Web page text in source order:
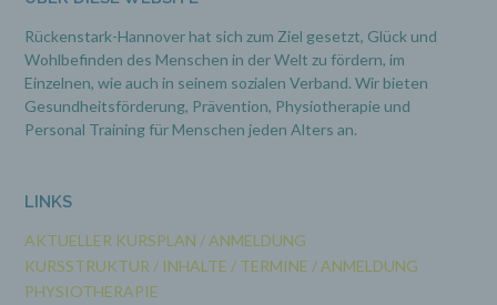
Rückenstark-Hannover hat sich zum Ziel gesetzt, Glück und
Wohlbefinden des Menschen in der Welt zu fördern, im
Einzelnen, wie auch in seinem sozialen Verband. Wir bieten
Gesundheitsförderung, Prävention, Physiotherapie und
Personal Training für Menschen jeden Alters an.
LINKS
AKTUELLER KURSPLAN / ANMELDUNG
KURSSTRUKTUR / INHALTE / TERMINE / ANMELDUNG
PHYSIOTHERAPIE
Vorlieben, Interessen, Zuverlässigkeit,
Verhalten, Aufenthaltsort oder Ortswechsel
dieser natürlichen Person zu analysieren oder
vorherzusagen.
welche die personenbezogenen Daten ohne
Hinzuziehung zusätzlicher Informationen nicht
mehr einer spezifischen betroffenen Person